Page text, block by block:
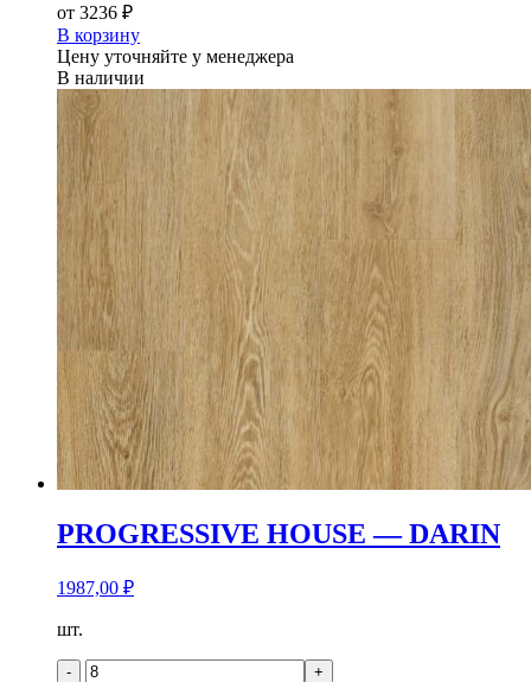
от 3236 ₽
В корзину
Цену уточняйте у менеджера
В наличии
PROGRESSIVE HOUSE — DARIN
1987,00 ₽
Количество
PROGRESSIVE
шт.
- +